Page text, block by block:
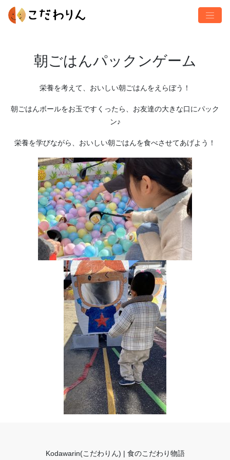
朝ごはんパックンゲーム
栄養を考えて、おいしい朝ごはんをえらぼう！
朝ごはんボールをお玉ですくったら、お友達の大きな口にパック
ン♪
栄養を学びながら、おいしい朝ごはんを食べさせてあげよう！
Kodawarin(こだわりん) | 食のこだわり物語